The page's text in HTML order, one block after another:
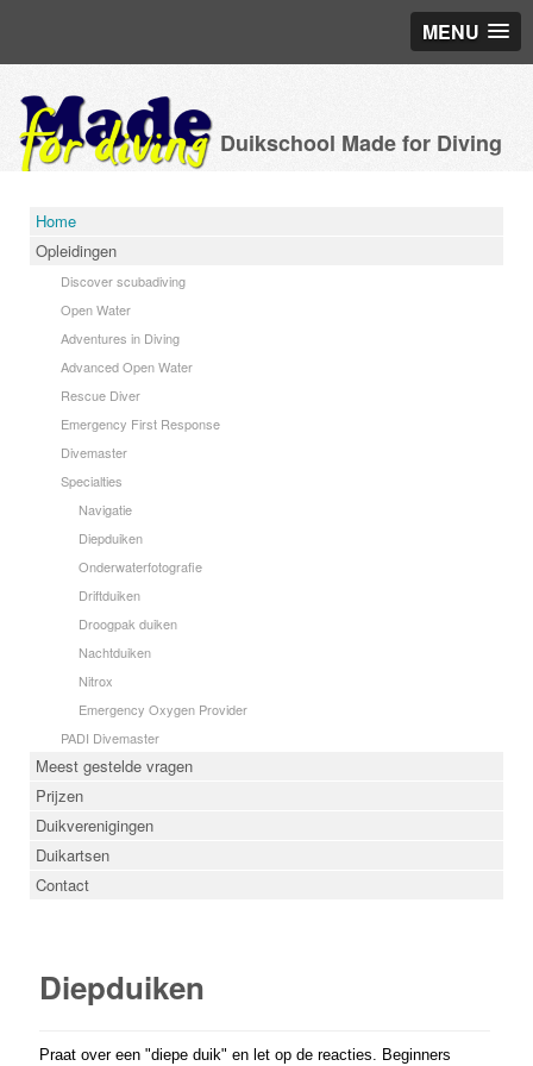
MENU
Duikschool Made for Diving
Home
Opleidingen
Discover scubadiving
Open Water
Adventures in Diving
Advanced Open Water
Rescue Diver
Emergency First Response
Divemaster
Specialties
Navigatie
Diepduiken
Onderwaterfotografie
Driftduiken
Droogpak duiken
Nachtduiken
Nitrox
Emergency Oxygen Provider
PADI Divemaster
Meest gestelde vragen
Prijzen
Duikverenigingen
Duikartsen
Contact
Diepduiken
Praat over een "diepe duik" en let op de reacties. Beginners